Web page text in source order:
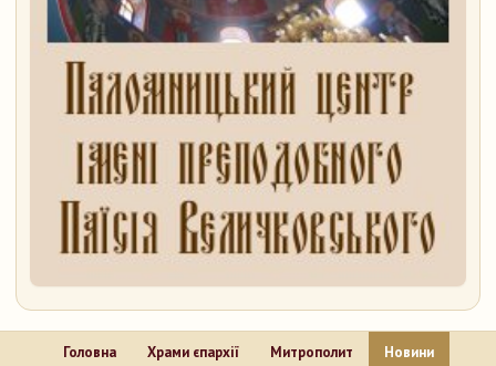
Головна Храми єпархії Митрополит Новини